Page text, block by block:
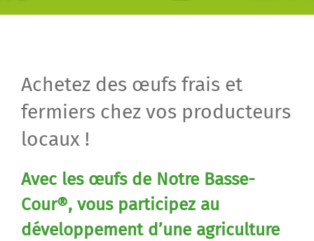
Achetez des œufs frais et
fermiers chez vos producteurs
locaux !
Avec les œufs de Notre Basse-
Cour®, vous participez au
développement d’une agriculture